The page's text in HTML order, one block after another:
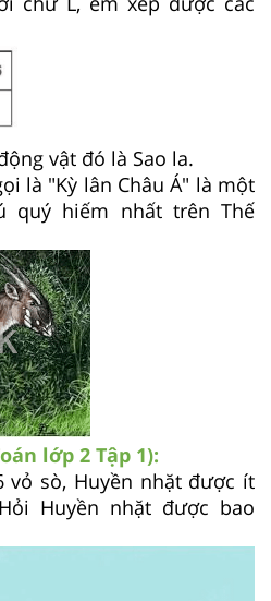
vật đó là Sao la.
là "Kỳ lân Châu Á" là một
quý hiếm nhất trên Thế
lớp 2 Tập 1):
vỏ sò, Huyền nhặt được ít
Huyền nhặt được bao